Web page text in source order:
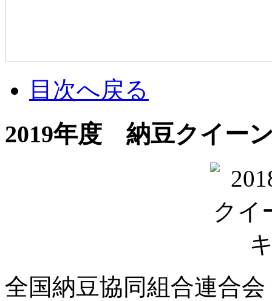
目次へ戻る
2019年度 納豆クイー
全国納豆協同組合連合